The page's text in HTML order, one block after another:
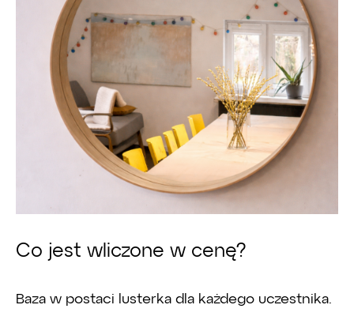
Co jest wliczone w cenę?
Baza w postaci lusterka dla każdego uczestnika.